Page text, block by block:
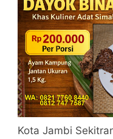
Kota Jambi